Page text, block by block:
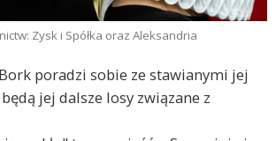
Zysk i Spółka oraz Aleksandria
poradzi sobie ze stawianymi jej
jej dalsze losy związane z